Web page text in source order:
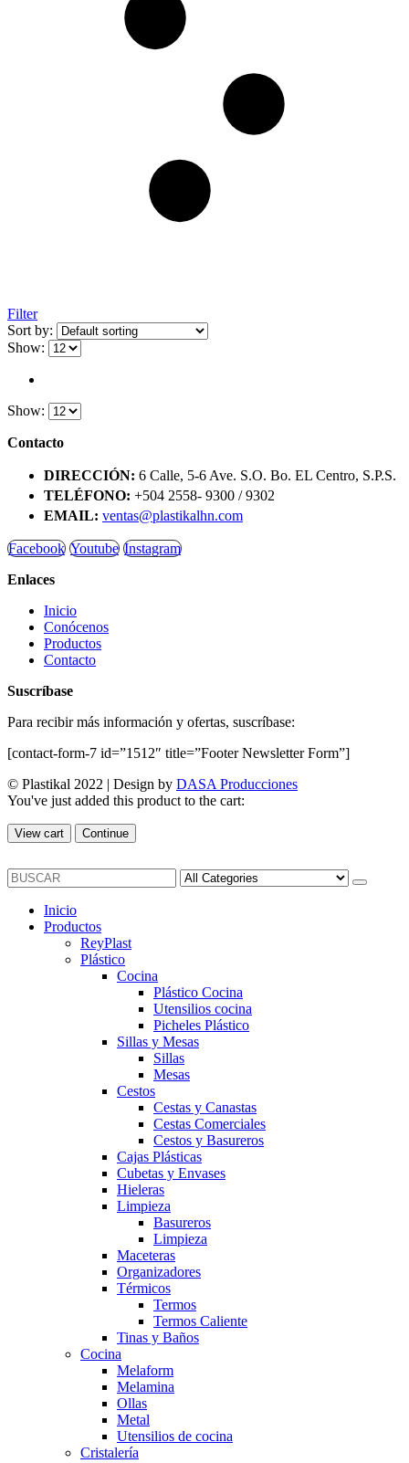
Filter
Sort by:
Show:
Show:
Contacto
DIRECCIÓN: 6 Calle, 5-6 Ave. S.O. Bo. EL Centro, S.P.S.
TELÉFONO: +504 2558- 9300 / 9302
EMAIL: ventas@plastikalhn.com
Facebook Youtube Instagram
Enlaces
Inicio
Conócenos
Productos
Contacto
Suscríbase
Para recibir más información y ofertas, suscríbase:
[contact-form-7 id=”1512″ title=”Footer Newsletter Form”]
© Plastikal 2022 | Design by DASA Producciones
You've just added this product to the cart:
View cart Continue
Inicio
Productos
ReyPlast
Plástico
Cocina
Plástico Cocina
Utensilios cocina
Picheles Plástico
Sillas y Mesas
Sillas
Mesas
Cestos
Cestas y Canastas
Cestas Comerciales
Cestos y Basureros
Cajas Plásticas
Cubetas y Envases
Hieleras
Limpieza
Basureros
Limpieza
Maceteras
Organizadores
Térmicos
Termos
Termos Caliente
Tinas y Baños
Cocina
Melaform
Melamina
Ollas
Metal
Utensilios de cocina
Cristalería